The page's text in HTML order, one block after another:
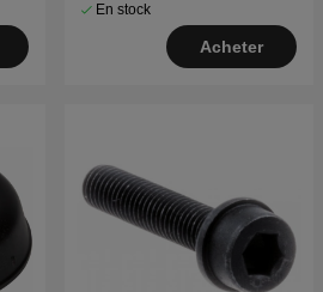
En stock
Acheter